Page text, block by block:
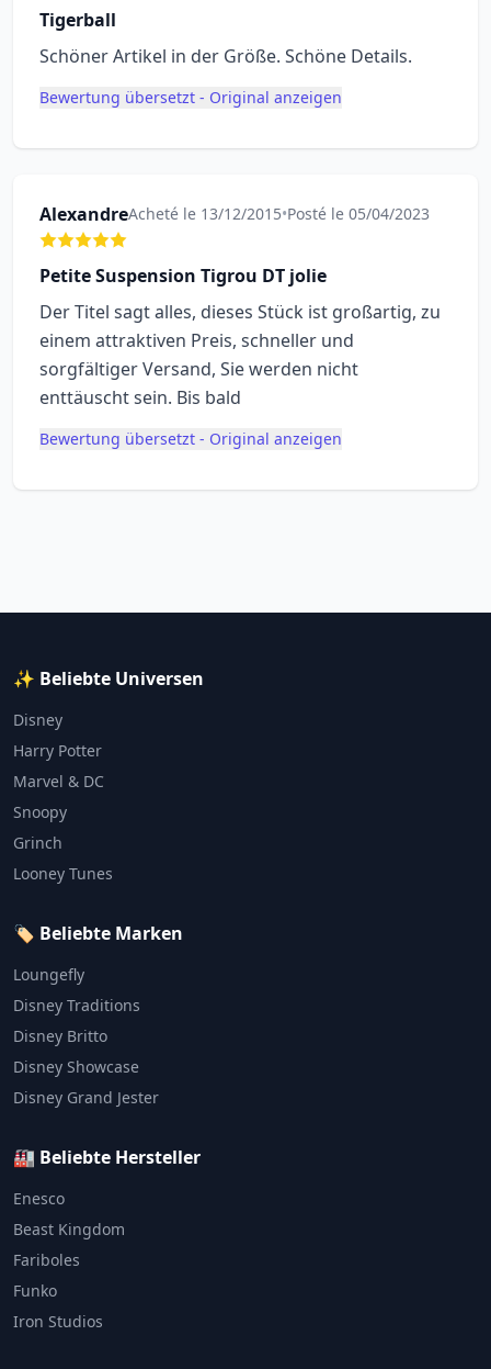
Tigerball
Schöner Artikel in der Größe. Schöne Details.
Bewertung übersetzt - Original anzeigen
AlexandreAcheté le 13/12/2015•Posté le 05/04/2023
Petite Suspension Tigrou DT jolie
Der Titel sagt alles, dieses Stück ist großartig, zu
einem attraktiven Preis, schneller und
sorgfältiger Versand, Sie werden nicht
enttäuscht sein. Bis bald
Bewertung übersetzt - Original anzeigen
✨ Beliebte Universen
Disney
Harry Potter
Marvel & DC
Snoopy
Grinch
Looney Tunes
🏷️ Beliebte Marken
Loungefly
Disney Traditions
Disney Britto
Disney Showcase
Disney Grand Jester
🏭 Beliebte Hersteller
Enesco
Beast Kingdom
Fariboles
Funko
Iron Studios